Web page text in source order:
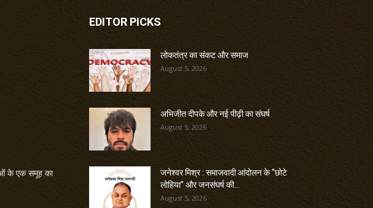
के एक समूह का
EDITOR PICKS
लोकतंत्र का संकट और समाज
August 5, 2026
अभिजीत दीपके और नई पीढ़ी का संघर्ष
August 5, 2026
जनेश्वर मिश्र : समाजवादी आंदोलन के “छोटे
लोहिया” और जनसंघर्ष की...
August 5, 2026